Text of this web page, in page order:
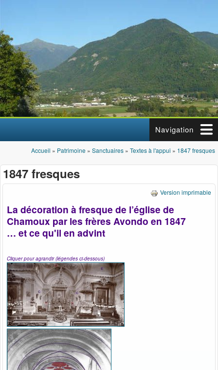
Navigation
Vous êtes ici
Accueil » Patrimoine » Sanctuaires » Textes à l'appui » 1847 fresques
1847 fresques
Version imprimable
La décoration à fresque de l’église de
Chamoux par les frères Avondo en 1847
… et ce qu'il en advint
Cliquer pour agrandir (légendes ci-dessous)